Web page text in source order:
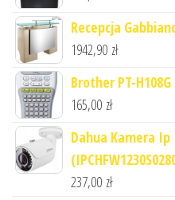
Recepcja
1942,90 zł
Brother PT-H108G
165,00 zł
Dahua Kamera Ip
237,00 zł